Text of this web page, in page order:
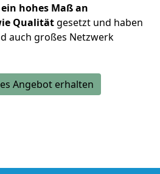
ein hohes Maß an
Qualitätgesetzt und haben
auch großes Netzwerk
Angebot erhalten